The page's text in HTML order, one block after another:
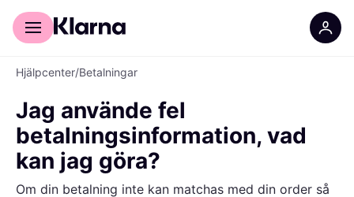
För shoppare
Hjälpcenter/Betalningar
Jag använde fel
betalningsinformation, vad
kan jag göra?
Om din betalning inte kan matchas med din order så